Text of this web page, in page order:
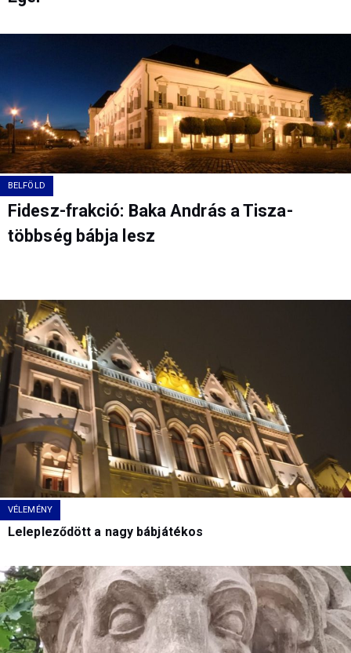
BELFÖLD
Fidesz-frakció: Baka András a Tisza-
többség bábja lesz
VÉLEMÉNY
Lelepleződött a nagy bábjátékos